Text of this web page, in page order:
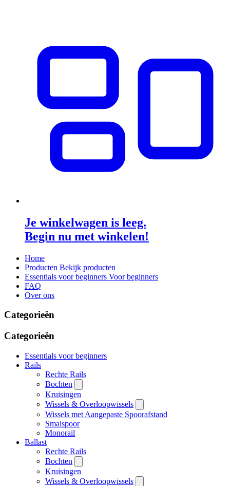
Je winkelwagen is leeg.
Begin nu met winkelen!
Home
Producten Bekijk producten
Essentials voor beginners Voor beginners
FAQ
Over ons
Categorieën
Categorieën
Essentials voor beginners
Rails
Rechte Rails
Bochten
Kruisingen
Wissels & Overloopwissels
Wissels met Aangepaste Spoorafstand
Smalspoor
Monorail
Ballast
Rechte Rails
Bochten
Kruisingen
Wissels & Overloopwissels